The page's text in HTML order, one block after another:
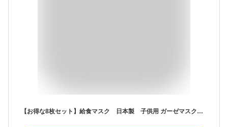
【お得な8枚セット】給食マスク 日本製 子供用 ガーゼマスク 全40種 洗えるマスク キッズ 子ども プレゼント 入園入学 卒園 新学期 給食当番 防寒 洗濯可 高学年 痛くなりにくい 約9×13センチ